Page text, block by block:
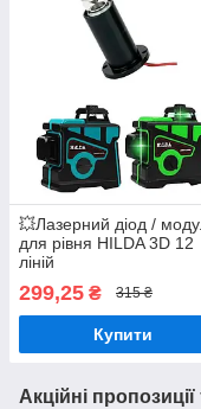
💥Лазерний діод /
для рівня HILDA 3D 12
ліній
299,25 ₴ 315 ₴
Купити
Акційні